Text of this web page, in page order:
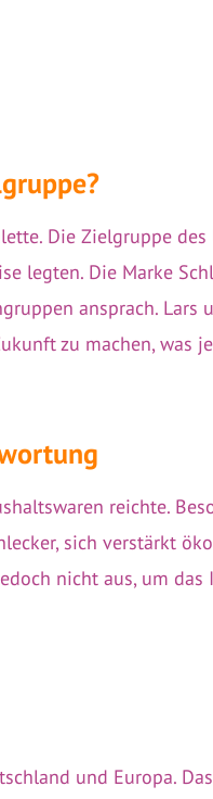
Die Zielgruppe
legten. Die Marke
ansprach. Lars
zu machen, was
reichte.
sich verstärkt
nicht aus, um das
und Europa.